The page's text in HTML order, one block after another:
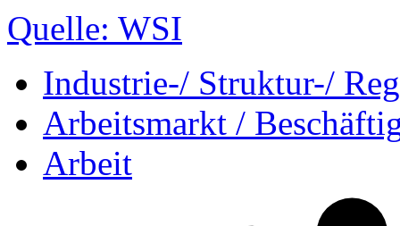
Quelle: WSI
Industrie-/ Struktur-/
Arbeitsmarkt /
Arbeit